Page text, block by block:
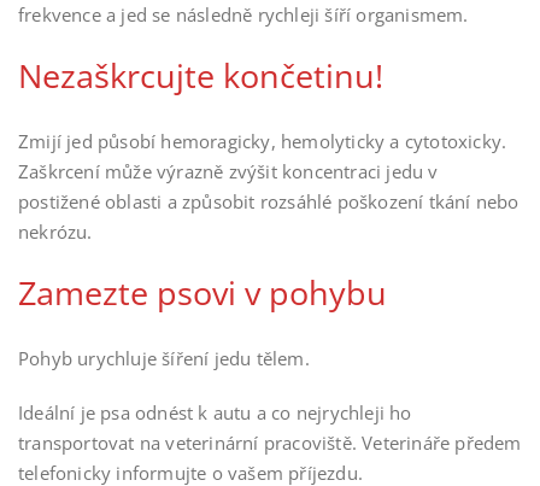
frekvence a jed se následně rychleji šíří organismem.
Nezaškrcujte končetinu!
Zmijí jed působí hemoragicky, hemolyticky a cytotoxicky.
Zaškrcení může výrazně zvýšit koncentraci jedu v
postižené oblasti a způsobit rozsáhlé poškození tkání nebo
nekrózu.
Zamezte psovi v pohybu
Pohyb urychluje šíření jedu tělem.
Ideální je psa odnést k autu a co nejrychleji ho
transportovat na veterinární pracoviště. Veterináře předem
telefonicky informujte o vašem příjezdu.